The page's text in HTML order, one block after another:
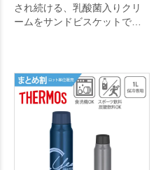
され続ける、乳酸菌入りクリ
ームをサンドビスケットで